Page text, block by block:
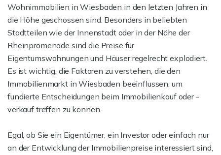
Wohnimmobilien in Wiesbaden in den letzten Jahren in
die Höhe geschossen sind. Besonders in beliebten
Stadtteilen wie der Innenstadt oder in der Nähe der
Rheinpromenade sind die Preise für
Eigentumswohnungen und Häuser regelrecht explodiert.
Es ist wichtig, die Faktoren zu verstehen, die den
Immobilienmarkt in Wiesbaden beeinflussen, um
fundierte Entscheidungen beim Immobilienkauf oder -
verkauf treffen zu können.
Egal, ob Sie ein Eigentümer, ein Investor oder einfach nur
an der Entwicklung der Immobilienpreise interessiert sind,